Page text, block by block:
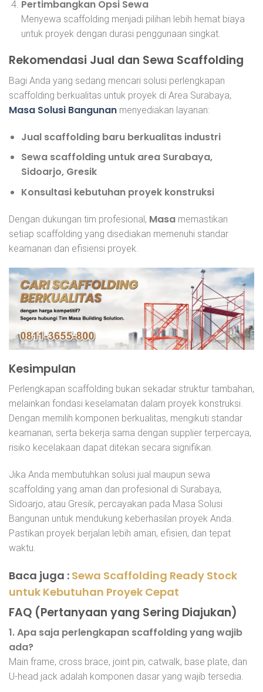
Pertimbangkan Opsi Sewa
Menyewa scaffolding menjadi pilihan lebih hemat biaya
untuk proyek dengan durasi penggunaan singkat.
Rekomendasi Jual dan Sewa Scaffolding
Bagi Anda yang sedang mencari solusi perlengkapan
scaffolding berkualitas untuk proyek di Area Surabaya,
Masa Solusi Bangunan menyediakan layanan:
Jual scaffolding baru berkualitas industri
Sewa scaffolding untuk area Surabaya,
Sidoarjo, Gresik
Konsultasi kebutuhan proyek konstruksi
Dengan dukungan tim profesional, Masa memastikan
setiap scaffolding yang disediakan memenuhi standar
keamanan dan efisiensi proyek.
Kesimpulan
Perlengkapan scaffolding bukan sekadar struktur tambahan,
melainkan fondasi keselamatan dalam proyek konstruksi.
Dengan memilih komponen berkualitas, mengikuti standar
keamanan, serta bekerja sama dengan supplier terpercaya,
risiko kecelakaan dapat ditekan secara signifikan.
Jika Anda membutuhkan solusi jual maupun sewa
scaffolding yang aman dan profesional di Surabaya,
Sidoarjo, atau Gresik, percayakan pada Masa Solusi
Bangunan untuk mendukung keberhasilan proyek Anda.
Pastikan proyek berjalan lebih aman, efisien, dan tepat
waktu.
Baca juga : Sewa Scaffolding Ready Stock
untuk Kebutuhan Proyek Cepat
FAQ (Pertanyaan yang Sering Diajukan)
1. Apa saja perlengkapan scaffolding yang wajib
ada?
Main frame, cross brace, joint pin, catwalk, base plate, dan
U-head jack adalah komponen dasar yang wajib tersedia.